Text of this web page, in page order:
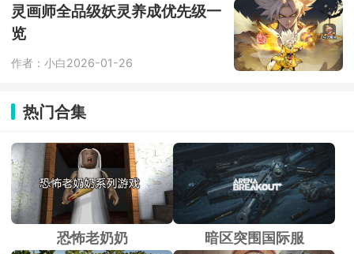
灵画师全品级妖灵养成优先级一
览
作者：小白2026-01-26
热门合集
恐怖老奶奶 暗区突围国际服